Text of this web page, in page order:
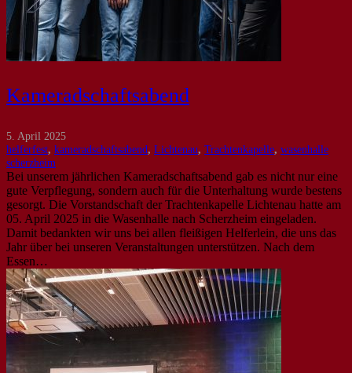
Kameradschaftsabend
5. April 2025
helferfest, kameradschaftsabend, Lichtenau, Trachtenkapelle, wasenhalle
scherzheim
Bei unserem jährlichen Kameradschaftsabend gab es nicht nur eine
gute Verpflegung, sondern auch für die Unterhaltung wurde bestens
gesorgt. Die Vorstandschaft der Trachtenkapelle Lichtenau hatte am
05. April 2025 in die Wasenhalle nach Scherzheim eingeladen.
Damit bedankten wir uns bei allen fleißigen Helferlein, die uns das
Jahr über bei unseren Veranstaltungen unterstützen. Nach dem
Essen…